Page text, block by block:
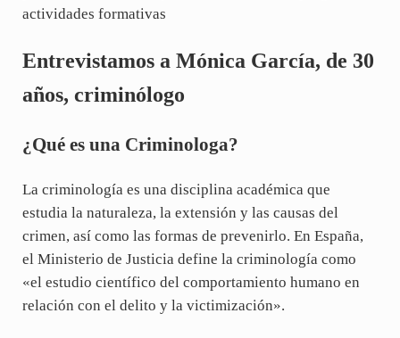
actividades formativas
Entrevistamos a Mónica García, de 30
años, criminólogo
¿Qué es una Criminologa?
La criminología es una disciplina académica que
estudia la naturaleza, la extensión y las causas del
crimen, así como las formas de prevenirlo. En España,
el Ministerio de Justicia define la criminología como
«el estudio científico del comportamiento humano en
relación con el delito y la victimización».